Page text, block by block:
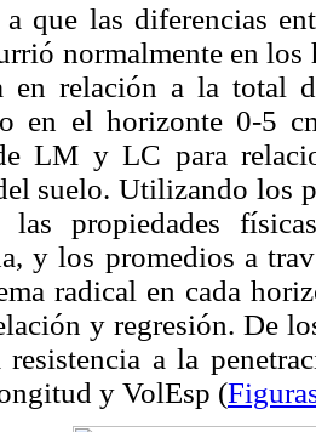
que las diferencias
normalmente en
en relación a la total
en el horizonte 0-5
LM y LC para
suelo. Uti­lizando los
las propiedades
y los promedios a
radical en cada
y regresión. De
resistencia a la
y VolEsp (